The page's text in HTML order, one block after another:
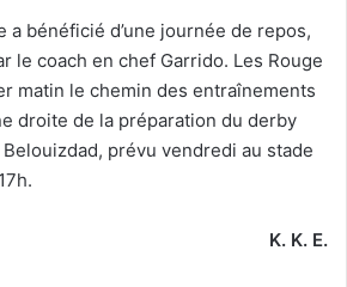
a bénéficié d’une journée de repos,
le coach en chef Garrido. Les Rouge
matin le chemin des entraînements
droite de la préparation du derby
prévu vendredi au stade
K. K. E.